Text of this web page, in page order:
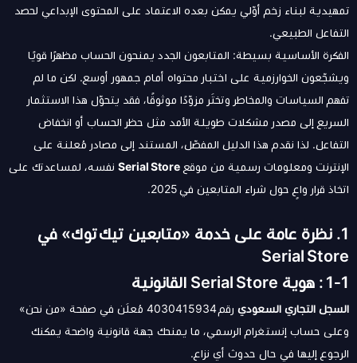
تمهيدية لبناء زخم أوّلي يمكن بعده الاعتماد على المحتوى الإبداعي لحصد
التفاعل الطبيعي.
الفكرة الأساسية بسيطة: المتابعون الجدد يمنحون الحساب مظهرًا قويًا
ويشجّعون الخوارزمية على اختبار محتواه أمام جمهور أوسع. لكن ما لم
تفهم السياسات والمخاطر وتختَر مزوّدًا موثوقًا، فقد يتحوّل هذا الاستثمار
السريع إلى مصدر مشكلات طويلة الأمد مثل حظر الحساب أو انخفاض
التفاعل. لذا نقدم هذا الدليل المفصّل، المستند إلى مصادر مُعلنة على
الإنترنت ومعلومات رسمية من موقع Serial Store نفسه، لمساعدتك على
اتخاذ قرار واعٍ حول شراء المتابعين في 2025.
1. نظرة عامة على خدمة «متابعين تيك توك» في
Serial Store
1‑1 : هوية Serial Store القانونية
السجل التجاري السعودي
رقم 4030415934 مُعلَن في صفحة «من نحن»
وعلى حساب إنستغرام الرسمي، ما يمنحك جهة قانونية واضحة يمكنك
الرجوع إليها في حال حدوث أي نزاع.